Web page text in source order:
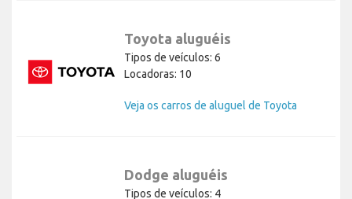
Toyota aluguéis
Tipos de veículos: 6
Locadoras: 10
Veja os carros de aluguel de Toyota
Dodge aluguéis
Tipos de veículos: 4